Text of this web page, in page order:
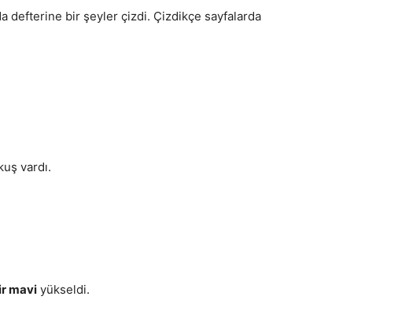
defterine bir şeyler çizdi. Çizdikçe sayfalarda
vardı.
mavi yükseldi.